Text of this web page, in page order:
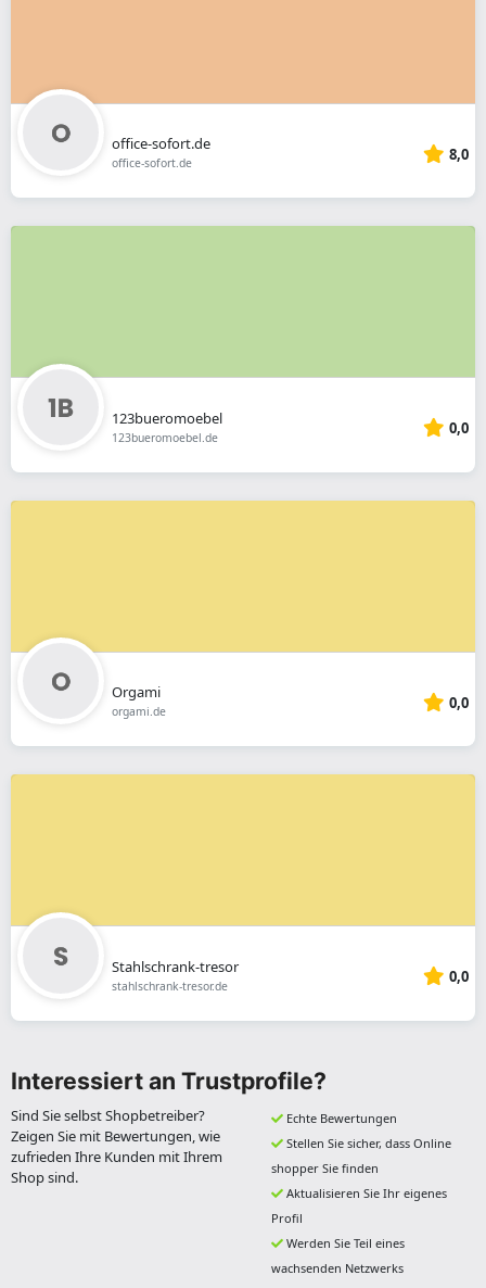
office-sofort.de
office-sofort.de 8,0
123bueromoebel
123bueromoebel.de 0,0
Orgami
orgami.de 0,0
Stahlschrank-tresor
stahlschrank-tresor.de 0,0
Interessiert an Trustprofile?
Sind Sie selbst Shopbetreiber?
Zeigen Sie mit Bewertungen, wie
zufrieden Ihre Kunden mit Ihrem
Shop sind.
Echte Bewertungen
Stellen Sie sicher, dass Online
shopper Sie finden
Aktualisieren Sie Ihr eigenes
Profil
Werden Sie Teil eines
wachsenden Netzwerks